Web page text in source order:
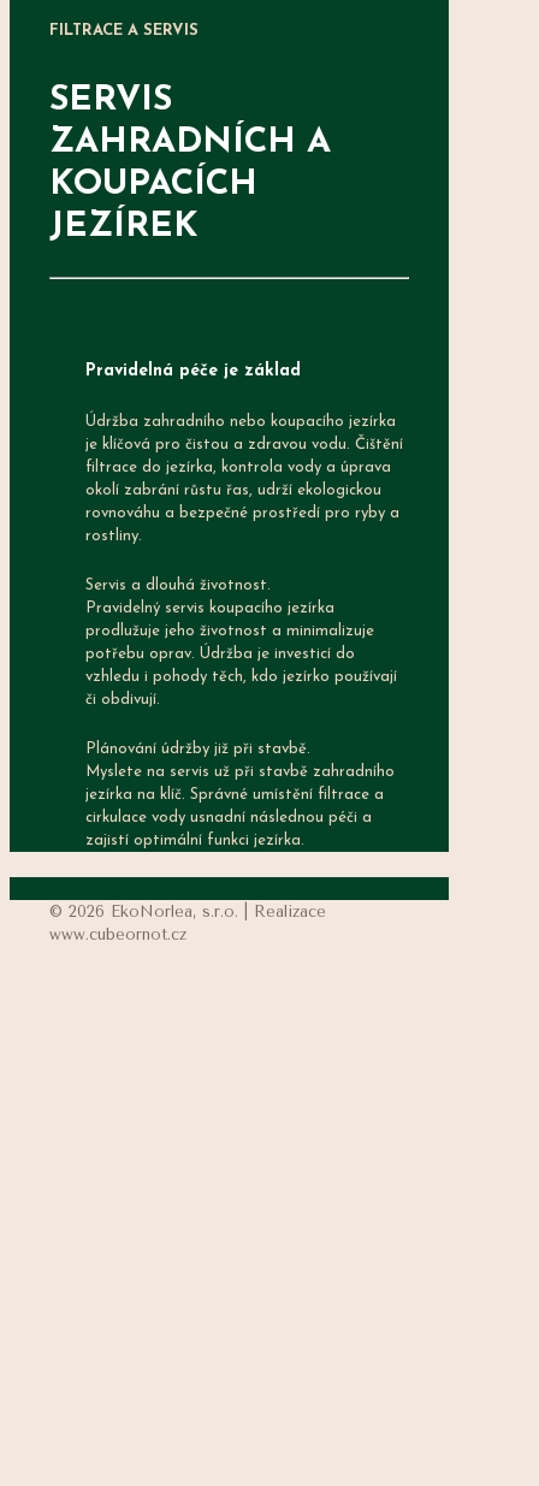
FILTRACE A SERVIS
SERVIS
ZAHRADNÍCH A
KOUPACÍCH
JEZÍREK
Pravidelná péče je základ
Údržba zahradního nebo koupacího jezírka
je klíčová pro čistou a zdravou vodu. Čištění
filtrace do jezírka, kontrola vody a úprava
okolí zabrání růstu řas, udrží ekologickou
rovnováhu a bezpečné prostředí pro ryby a
rostliny.
Servis a dlouhá životnost.
Pravidelný servis koupacího jezírka
prodlužuje jeho životnost a minimalizuje
potřebu oprav. Údržba je investicí do
vzhledu i pohody těch, kdo jezírko používají
či obdivují.
Plánování údržby již při stavbě.
Myslete na servis už při stavbě zahradního
jezírka na klíč. Správné umístění filtrace a
cirkulace vody usnadní následnou péči a
zajistí optimální funkci jezírka.
© 2026 EkoNorlea, s.r.o. | Realizace
www.cubeornot.cz